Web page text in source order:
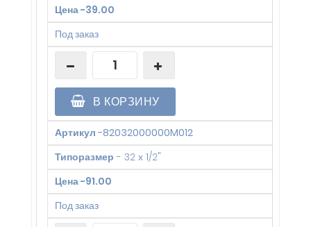
Цена-39.00
Под заказ
В КОРЗИНУ
Артикул -82032000000M012
Типоразмер - 32 х 1/2"
Цена-91.00
Под заказ